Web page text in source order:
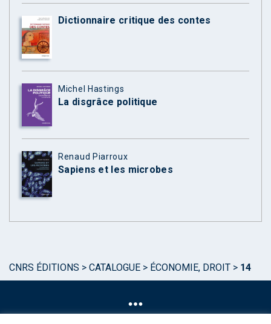
Dictionnaire critique des contes
Michel Hastings
La disgrâce politique
Renaud Piarroux
Sapiens et les microbes
CNRS ÉDITIONS > CATALOGUE > ÉCONOMIE, DROIT > 14